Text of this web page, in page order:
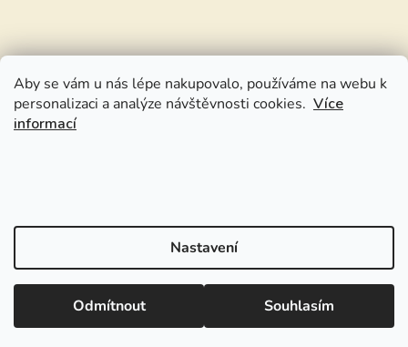
Aby se vám u nás lépe nakupovalo, používáme na webu k
personalizaci a analýze návštěvnosti cookies. Více
informací
Nastavení
Odmítnout Souhlasím